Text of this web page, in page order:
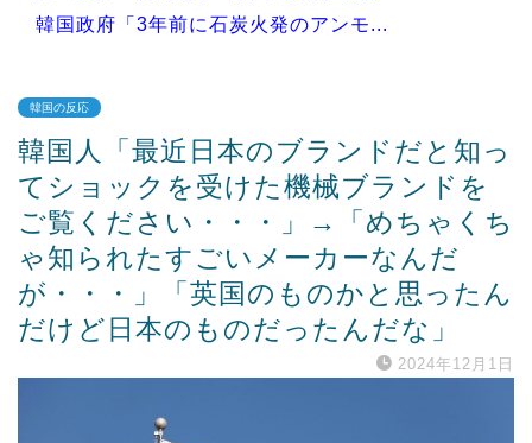
韓国政府「3年前に石炭火発のアンモ...
Powered by livedoor 相互RSS
韓国の反応
韓国人「最近日本のブランドだと知っ
てショックを受けた機械ブランドを
ご覧ください・・・」→「めちゃくち
ゃ知られたすごいメーカーなんだ
が・・・」「英国のものかと思ったん
だけど日本のものだったんだな」
2024年12月1日